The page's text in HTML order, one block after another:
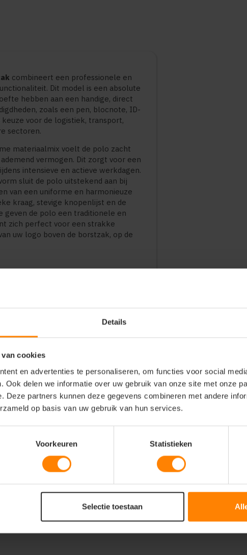
Details
van cookies
en advertenties te personaliseren, om functies voor social
Ook delen we informatie over uw gebruik van onze site met onze
Deze partners kunnen deze gegevens combineren met andere
op basis van uw gebruik van hun services.
Voorkeuren Statistieken
Selectie toestaan
combineert een professionele en
Dit model is een absolute
hebben aan een handige, direct
zoals een pen, blocnote, ID-
voor de logistiek, transport,
sectoren.
materiaalmix voelt de polo zacht
vermogen. Dit zorgt voor een
intensieve en actieve werkdagen.
sluit de polo uitstekend aan bij
van een uniforme en harmonieuze
kraag, stevige knopenlijst en de
geven de polo een traditionele en
zich perfect voor een strakke
uw logo boven de borstzak, op de
voor de logistiek, transport, bouw
bezorgdiensten en
verenigingen, klusteams en
en vormvaste materiaalmix in een
en stevig gestikte borstzak aan de
een traditionele geribde kraag en
en een vormvaste boord voor een
intensief gebruik